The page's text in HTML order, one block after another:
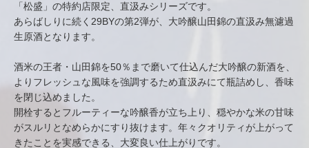
「松盛」の特約店限定、直汲みシリーズです。
あらばしりに続く29BYの第2弾が、大吟醸山田錦の直汲み無濾過
生原酒となります。
酒米の王者・山田錦を50％まで磨いて仕込んだ大吟醸の新酒を、
よりフレッシュな風味を強調するため直汲みにて瓶詰めし、香味
を閉じ込めました。
開栓するとフルーティーな吟醸香が立ち上り、穏やかな米の甘味
がスルリとなめらかにすり抜けます。年々クオリティが上がって
きたことを実感できる、大変良い仕上がりです。